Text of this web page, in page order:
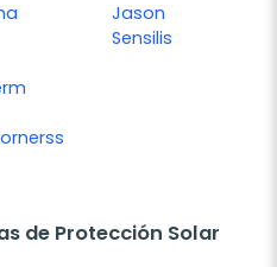
Jason
Sensilis
de Protección Solar